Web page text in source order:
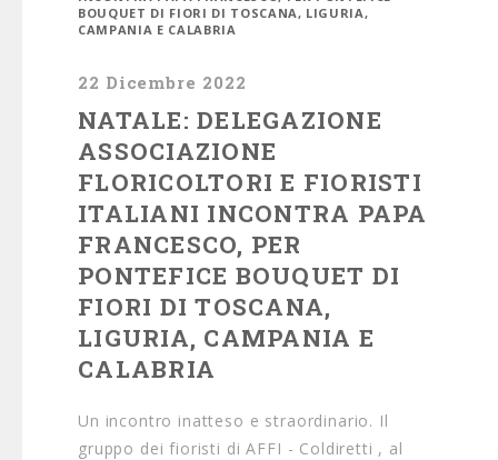
BOUQUET DI FIORI DI TOSCANA, LIGURIA,
CAMPANIA E CALABRIA
22 Dicembre 2022
NATALE: DELEGAZIONE
ASSOCIAZIONE
FLORICOLTORI E FIORISTI
ITALIANI INCONTRA PAPA
FRANCESCO, PER
PONTEFICE BOUQUET DI
FIORI DI TOSCANA,
LIGURIA, CAMPANIA E
CALABRIA
Un incontro inatteso e straordinario. Il
gruppo dei fioristi di AFFI - Coldiretti , al